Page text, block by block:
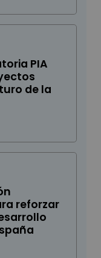
PIA
de la
reforzar